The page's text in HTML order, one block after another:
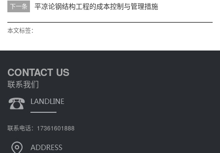
下一条 平凉论钢结构工程的成本控制与管理措施
本文标签：
CONTACT US
联系我们
联系电话：17361601888